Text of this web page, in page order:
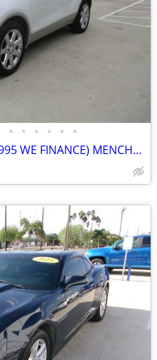
• • • • • •
2013 BUICK ENCORE 1.4 ($9,995 WE FINANCE) MENCHACA AUTO SALES